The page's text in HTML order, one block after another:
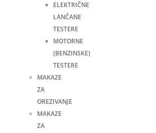
ELEKTRIČNE
LANČANE
TESTERE
MOTORNE
(BENZINSKE)
TESTERE
MAKAZE
ZA
OREZIVANJE
MAKAZE
ZA